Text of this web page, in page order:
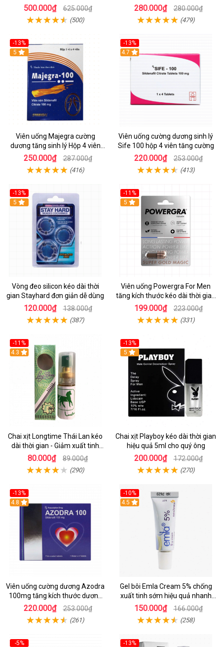
30ml
500.000₫ 625.000₫
(500)
cảm
280.000₫ 280.000₫
(479)
-13%
Hot
5
Viên uống Majegra cường
dương tăng sinh lý Hộp 4 viên
hiệu quả
250.000₫ 287.000₫
(416)
-13%
Hot
4.7
Viên uống cường dương sinh lý
Sife 100 hộp 4 viên tăng cường
220.000₫ 253.000₫
(413)
-13%
5
Vòng đeo silicon kéo dài thời
gian Stayhard đơn giản dễ dùng
120.000₫ 138.000₫
(387)
-11%
Hot
5
Viên uống Powergra For Men
tăng kích thước kéo dài thời gian
1 viên
199.000₫ 223.000₫
(331)
-11%
Hot
4.3
Chai xịt Longtime Thái Lan kéo
dài thời gian - Giảm xuất tinh
sớm
80.000₫ 89.000₫
(290)
-13%
Hot
5
Chai xịt Playboy kéo dài thời gian
hiệu quả 5ml cho quý ông
200.000₫ 172.000₫
(270)
-13%
Hot
4.8
Viên uống cường dương Azodra
100mg tăng kích thước dương
vật
220.000₫ 253.000₫
(261)
-10%
Hot
4.5
Gel bôi Emla Cream 5% chống
xuất tinh sớm hiệu quả nhanh
chóng
150.000₫ 166.000₫
(258)
-5%
-13%